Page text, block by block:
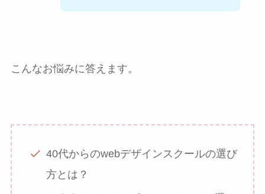
こんなお悩みに答えます。
40代からのwebデザインスクールの選び
方とは？